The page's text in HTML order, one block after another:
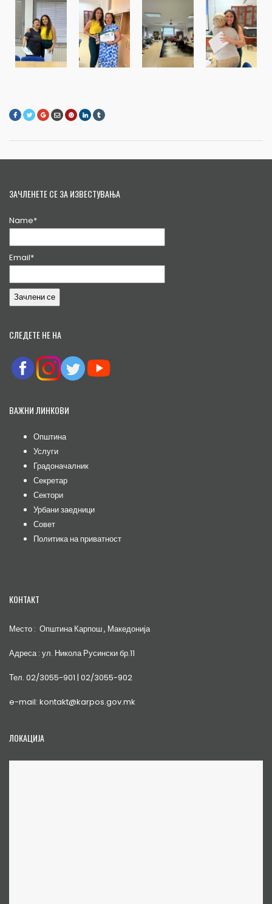
ЗАЧЛЕНЕТЕ СЕ ЗА ИЗВЕСТУВАЊА
Name*
Email*
СЛЕДЕТЕ НЕ НА
ВАЖНИ ЛИНКОВИ
Општина
Услуги
Градоначалник
Секретар
Сектори
Урбани заедници
Совет
Политика на приватност
КОНТАКТ
Место : Општина Карпош , Македонија
Адреса : ул. Никола Русински бр.11
Тел. 02/3055-901 | 02/3055-902
e-mail: kontakt@karpos.gov.mk
ЛОКАЦИЈА